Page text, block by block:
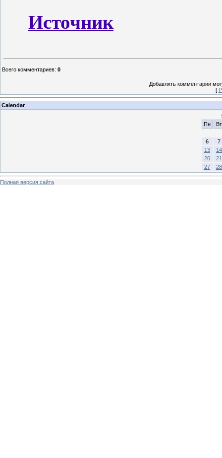
Источник
Всего комментариев: 0
Добавлять комментарии
[
Calendar
Пн
Вт
6
7
13
14
20
21
27
28
Полная версия сайта